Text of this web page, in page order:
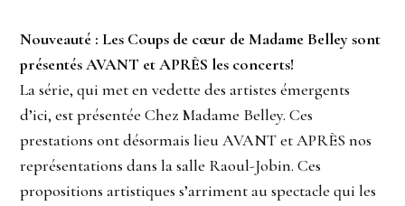
Nouveauté : Les Coups de cœur de Madame Belley sont
présentés AVANT et APRÈS les concerts!
La série, qui met en vedette des artistes émergents
d’ici, est présentée Chez Madame Belley. Ces
prestations ont désormais lieu AVANT et APRÈS nos
représentations dans la salle Raoul-Jobin. Ces
propositions artistiques s’arriment au spectacle qui les